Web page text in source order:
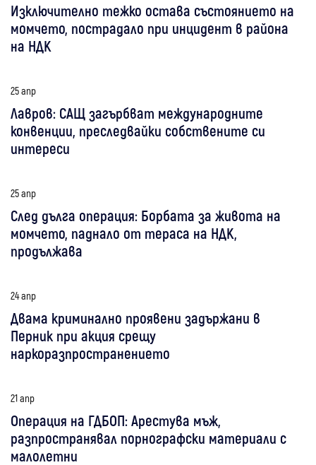
Изключително тежко остава състоянието на
момчето, пострадало при инцидент в района
на НДК
25 апр
Лавров: САЩ загърбват международните
конвенции, преследвайки собствените си
интереси
25 апр
След дълга операция: Борбата за живота на
момчето, паднало от тераса на НДК,
продължава
24 апр
Двама криминално проявени задържани в
Перник при акция срещу
наркоразпространението
21 апр
Операция на ГДБОП: Арестува мъж,
разпространявал порнографски материали с
малолетни